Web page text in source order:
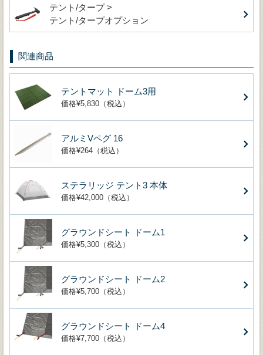
テント/タープ >
テント/タープオプション
関連商品
テントマット ドーム3用
価格¥5,830（税込）
アルミVペグ 16
価格¥264（税込）
ステラリッジ テント3 本体
価格¥42,000（税込）
グラウンドシート ドーム1
価格¥5,300（税込）
グラウンドシート ドーム2
価格¥5,700（税込）
グラウンドシート ドーム4
価格¥7,700（税込）